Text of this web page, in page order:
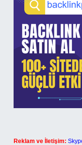
Reklam ve İletişim: